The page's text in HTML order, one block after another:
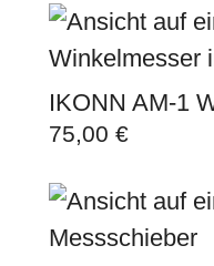
IKONN AM-1
75,00 €